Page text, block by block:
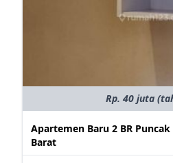
Rp. 40 juta
Apartemen Baru 2 BR
Barat